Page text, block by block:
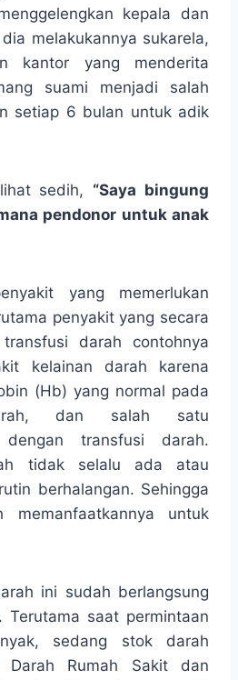
kepala dan
melakukannya sukarela,
kantor yang menderita
suami menjadi salah
setiap 6 bulan untuk adik
sedih, “Saya bingung
pendonor untuk anak
yang memerlukan
penyakit yang secara
darah contohnya
kelainan darah karena
(Hb) yang normal pada
dan salah satu
dengan transfusi darah.
tidak selalu ada atau
berhalangan. Sehingga
untuk
ini sudah berlangsung
Terutama saat permintaan
sedang stok darah
Rumah Sakit dan